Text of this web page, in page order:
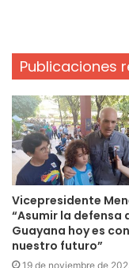
Publicaciones
Vicepresidente
“Asumir la defensa
Guayana hoy es
nuestro futuro”
19 de noviembre de